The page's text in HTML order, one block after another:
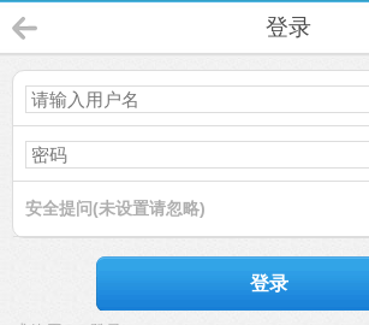
登录
安全提问(未设置请忽略)
登录